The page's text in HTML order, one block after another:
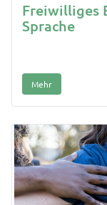
Freiwilliges
Sprache
Mehr